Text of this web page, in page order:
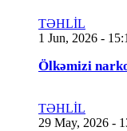
TƏHLİL
1 Jun, 2026 -
Ölkəmizi
TƏHLİL
29 May, 2026 -